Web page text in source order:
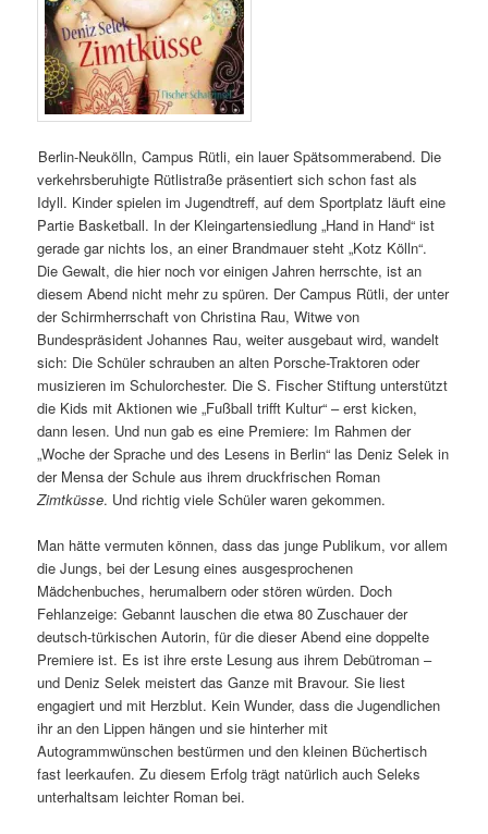
Berlin-Neukölln, Campus Rütli, ein lauer Spätsommerabend. Die
verkehrsberuhigte Rütlistraße präsentiert sich schon fast als
Idyll. Kinder spielen im Jugendtreff, auf dem Sportplatz läuft eine
Partie Basketball. In der Kleingartensiedlung „Hand in Hand“ ist
gerade gar nichts los, an einer Brandmauer steht „Kotz Kölln“.
Die Gewalt, die hier noch vor einigen Jahren herrschte, ist an
diesem Abend nicht mehr zu spüren. Der Campus Rütli, der unter
der Schirmherrschaft von Christina Rau, Witwe von
Bundespräsident Johannes Rau, weiter ausgebaut wird, wandelt
sich: Die Schüler schrauben an alten Porsche-Traktoren oder
musizieren im Schulorchester. Die S. Fischer Stiftung unterstützt
die Kids mit Aktionen wie „Fußball trifft Kultur“ – erst kicken,
dann lesen. Und nun gab es eine Premiere: Im Rahmen der
„Woche der Sprache und des Lesens in Berlin“ las Deniz Selek in
der Mensa der Schule aus ihrem druckfrischen Roman
Zimtküsse. Und richtig viele Schüler waren gekommen.
Man hätte vermuten können, dass das junge Publikum, vor allem
die Jungs, bei der Lesung eines ausgesprochenen
Mädchenbuches, herumalbern oder stören würden. Doch
Fehlanzeige: Gebannt lauschen die etwa 80 Zuschauer der
deutsch-türkischen Autorin, für die dieser Abend eine doppelte
Premiere ist. Es ist ihre erste Lesung aus ihrem Debütroman –
und Deniz Selek meistert das Ganze mit Bravour. Sie liest
engagiert und mit Herzblut. Kein Wunder, dass die Jugendlichen
ihr an den Lippen hängen und sie hinterher mit
Autogrammwünschen bestürmen und den kleinen Büchertisch
fast leerkaufen. Zu diesem Erfolg trägt natürlich auch Seleks
unterhaltsam leichter Roman bei.